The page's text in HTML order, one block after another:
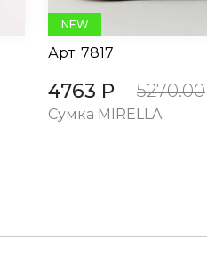
NEW
Арт. 7817
4763 Р 5270.00
Сумка MIRELLA